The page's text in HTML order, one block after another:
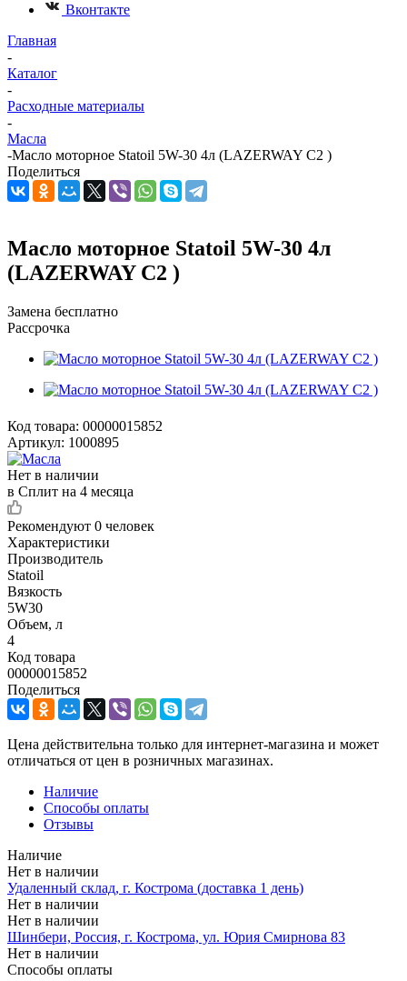
Вконтакте
Главная
-
Каталог
-
Расходные материалы
-
Масла
-Масло мотоpное Statoil 5W-30 4л (LAZERWAY C2 )
Поделиться
Масло мотоpное Statoil 5W-30 4л
(LAZERWAY C2 )
Замена бесплатно
Рассрочка
Код товара: 00000015852
Артикул: 1000895
Нет в наличии
в Сплит на 4 месяца
Рекомендуют 0 человек
Характеристики
Производитель
Statoil
Вязкость
5W30
Объем, л
4
Код товара
00000015852
Поделиться
Цена действительна только для интернет-магазина и может
отличаться от цен в розничных магазинах.
Наличие
Способы оплаты
Отзывы
Наличие
Нет в наличии
Удаленный склад, г. Кострома (доставка 1 день)
Нет в наличии
Нет в наличии
Шинбери, Россия, г. Кострома, ул. Юрия Смирнова 83
Нет в наличии
Способы оплаты